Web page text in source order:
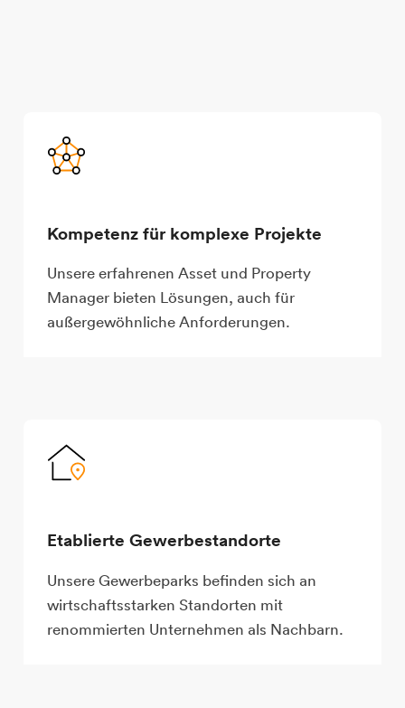
Kompetenz für komplexe Projekte
Unsere erfahrenen Asset und Property
Manager bieten Lösungen, auch für
außergewöhnliche Anforderungen.
Etablierte Gewerbestandorte
Unsere Gewerbeparks befinden sich an
wirtschaftsstarken Standorten mit
renommierten Unternehmen als Nachbarn.